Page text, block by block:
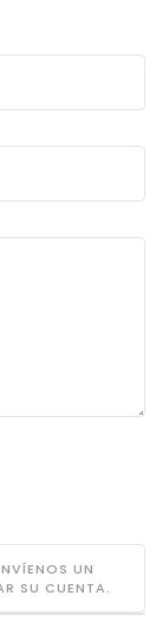
UN
SU CUENTA.